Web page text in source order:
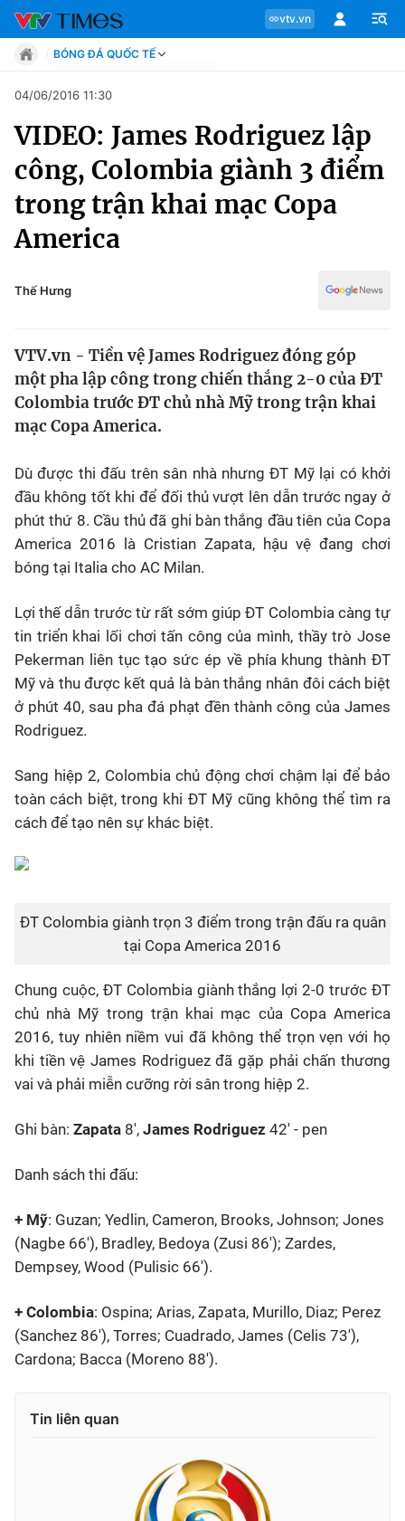
vtv.vn
Chuyên mục
Tin tức
Move
Phong cách
Sự kiện
Thể thao Điện tử
Các môn khác
VIDEO
Bên lề
BÓNG ĐÁ QUỐC TẾ
Move
Phong cách
Chân dung
Sự kiện
Bóng đá
Thể thao điện tử
Các môn khác
Bên lề
04/06/2016 11:30
VIDEO: James Rodriguez lập
công, Colombia giành 3 điểm
trong trận khai mạc Copa
America
Thế Hưng
VTV.vn - Tiền vệ James Rodriguez đóng góp
một pha lập công trong chiến thắng 2-0 của ĐT
Colombia trước ĐT chủ nhà Mỹ trong trận khai
mạc Copa America.
Dù được thi đấu trên sân nhà nhưng ĐT Mỹ lại có khởi
đầu không tốt khi để đối thủ vượt lên dẫn trước ngay ở
phút thứ 8. Cầu thủ đã ghi bàn thắng đầu tiên của Copa
America 2016 là Cristian Zapata, hậu vệ đang chơi
bóng tại Italia cho AC Milan.
Lợi thế dẫn trước từ rất sớm giúp ĐT Colombia càng tự
tin triển khai lối chơi tấn công của mình, thầy trò Jose
Pekerman liên tục tạo sức ép về phía khung thành ĐT
Mỹ và thu được kết quả là bàn thắng nhân đôi cách biệt
ở phút 40, sau pha đá phạt đền thành công của James
Rodriguez.
Sang hiệp 2, Colombia chủ động chơi chậm lại để bảo
toàn cách biệt, trong khi ĐT Mỹ cũng không thể tìm ra
cách để tạo nên sự khác biệt.
ĐT Colombia giành trọn 3 điểm trong trận đấu ra quân
tại Copa America 2016
Chung cuộc, ĐT Colombia giành thắng lợi 2-0 trước ĐT
chủ nhà Mỹ trong trận khai mạc của Copa America
2016, tuy nhiên niềm vui đã không thể trọn vẹn với họ
khi tiền vệ James Rodriguez đã gặp phải chấn thương
vai và phải miễn cưỡng rời sân trong hiệp 2.
Ghi bàn: Zapata 8', James Rodriguez 42' - pen
Danh sách thi đấu:
+ Mỹ: Guzan; Yedlin, Cameron, Brooks, Johnson; Jones
(Nagbe 66'), Bradley, Bedoya (Zusi 86'); Zardes,
Dempsey, Wood (Pulisic 66').
+ Colombia: Ospina; Arias, Zapata, Murillo, Diaz; Perez
(Sanchez 86'), Torres; Cuadrado, James (Celis 73'),
Cardona; Bacca (Moreno 88').
Tin liên quan